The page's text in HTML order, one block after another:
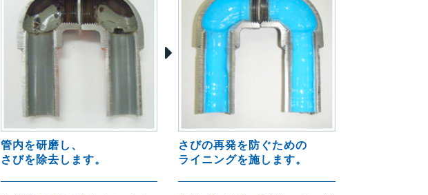
管内を研磨し、
さびを除去します。
さびの再発を防ぐための
ライニングを施します。